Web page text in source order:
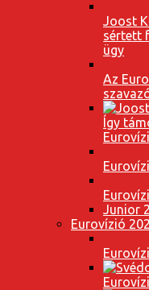
Joost
sértett
ügy
Az
Így
Junior
Eurovízió